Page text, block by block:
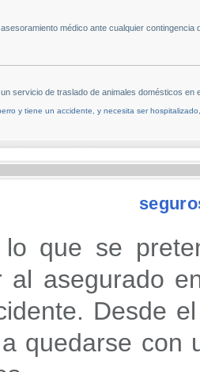
médico ante cualquier
servicio de traslado de animales domésticos
y tiene un accidente, y necesita ser
lo que se
al asegurado
Desde
quedarse con